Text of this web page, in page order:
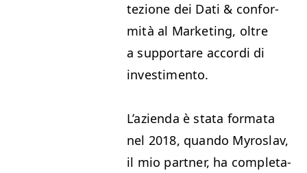
tezione dei Dati & con­for­
mità al Mar­ket­ing, oltre
a sup­port­are accor­di di
investimento.
L’azien­da è sta­ta for­ma­ta
nel 2018, quan­do Myroslav,
il mio part­ner, ha com­ple­ta­